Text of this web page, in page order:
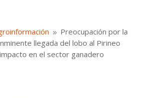
9 Preocupación por la
llegada del lobo al Pirineo
en el sector ganadero